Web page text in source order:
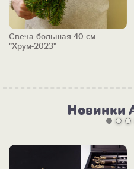
Свеча большая 40 см
"Хрум-2023"
Новинки